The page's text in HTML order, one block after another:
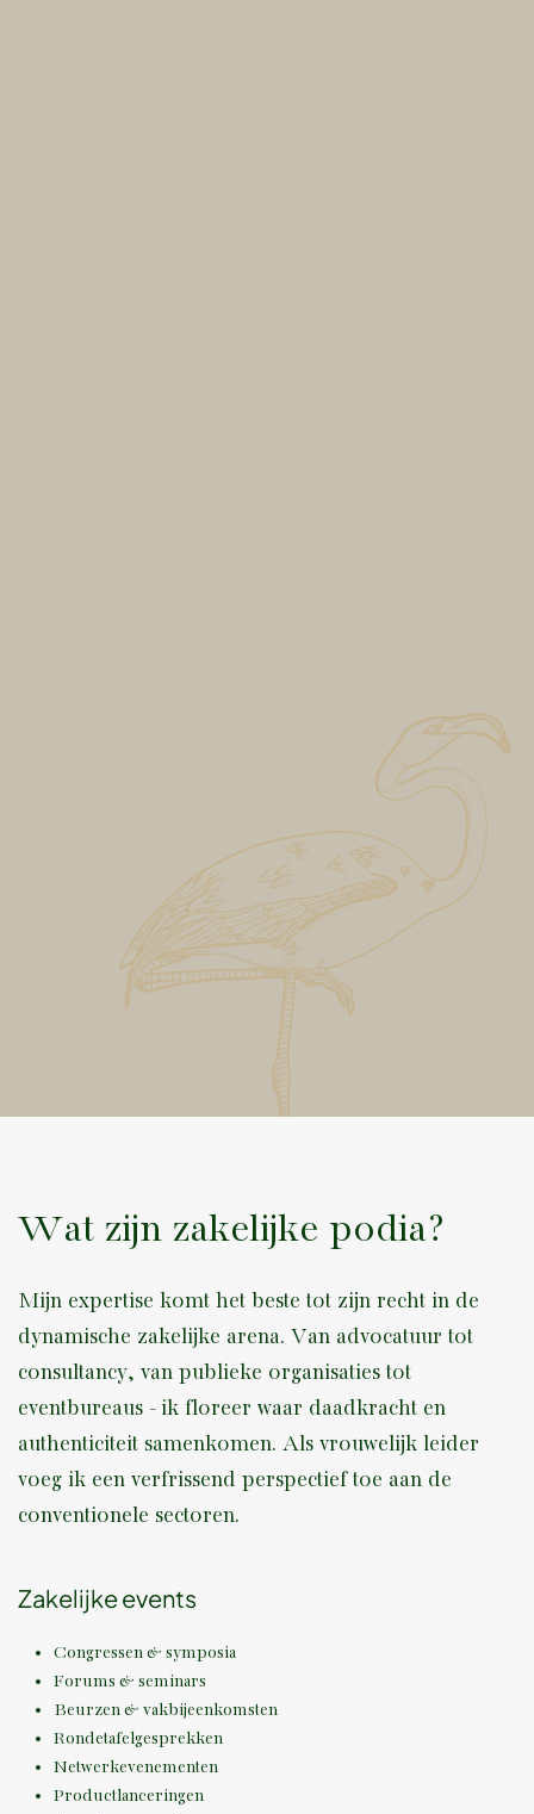
Wat zijn zakelijke podia?
Mijn expertise komt het beste tot zijn recht in de
dynamische zakelijke arena. Van advocatuur tot
consultancy, van publieke organisaties tot
eventbureaus - ik floreer waar daadkracht en
authenticiteit samenkomen. Als vrouwelijk leider
voeg ik een verfrissend perspectief toe aan de
conventionele sectoren.
Zakelijke events
Congressen & symposia
Forums & seminars
Beurzen & vakbijeenkomsten
Rondetafelgesprekken
Netwerkevenementen
Productlanceringen